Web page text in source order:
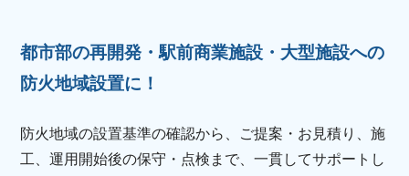
都市部の再開発・駅前商業施設・大型施設への
防火地域設置に！
防火地域の設置基準の確認から、ご提案・お見積り、施
工、運用開始後の保守・点検まで、一貫してサポートし